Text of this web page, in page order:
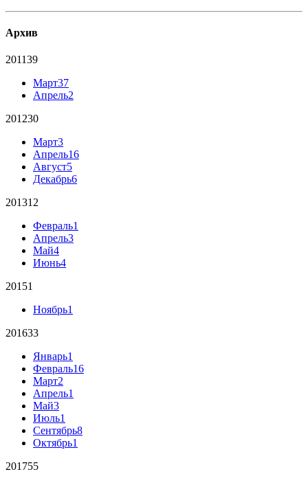
Архив
201139
Март37
Апрель2
201230
Март3
Апрель16
Август5
Декабрь6
201312
Февраль1
Апрель3
Май4
Июнь4
20151
Ноябрь1
201633
Январь1
Февраль16
Март2
Апрель1
Май3
Июль1
Сентябрь8
Октябрь1
201755